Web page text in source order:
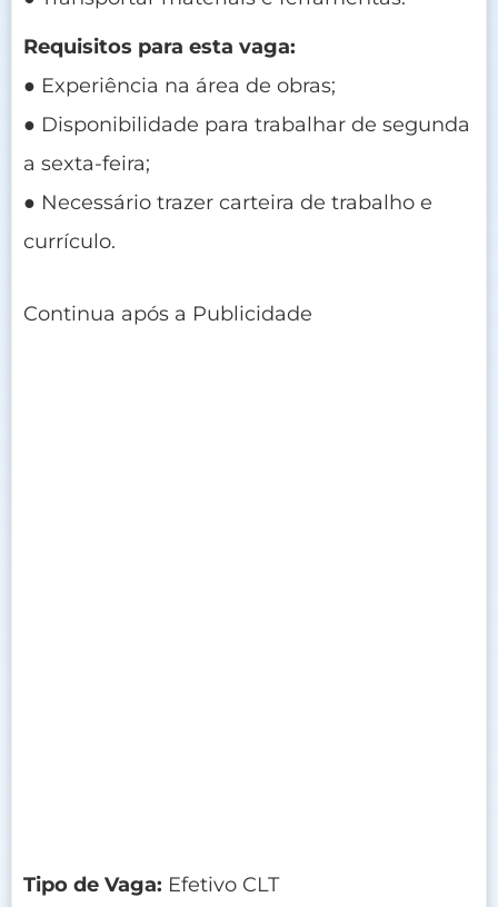
Requisitos para esta vaga:
● Experiência na área de obras;
● Disponibilidade para trabalhar de segunda
a sexta-feira;
● Necessário trazer carteira de trabalho e
currículo.
Continua após a Publicidade
Tipo de Vaga: Efetivo CLT